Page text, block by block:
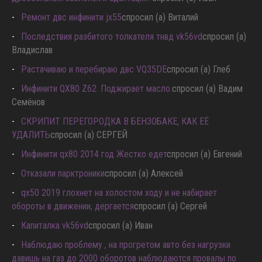
дроссельных заслонок и адаптация?спросил (а) Иван
Ремонт двс инфинити jx55спросил (а) Виталий
Последствия разбитого толкателя тнвд vk56vdспросил (а)
Владислав
Растачиваю и перебираю двс VQ35DEспросил (а) Глеб
Инфинити QX80 Z62. Поджирает масло.спросил (а) Вадим
Семёнов
СКРИПИТ ПЕРЕГОРОДКА В БЕНЗОБАКЕ, КАК ЕЁ
УДАЛИТЬспросил (а) СЕРГЕЙ
Инфинити qx80 2014 год Жестко едетспросил (а) Евгений
Отказали парктроникиспросил (а) Алексей
qx50 2019 глохнет на холостом ходу и не набирает
обороты в движении, дергаетсяспросил (а) Сергей
Капиталка vk56vdспросил (а) Иван
Наблюдаю проблему , на прогретом авто без нагрузки